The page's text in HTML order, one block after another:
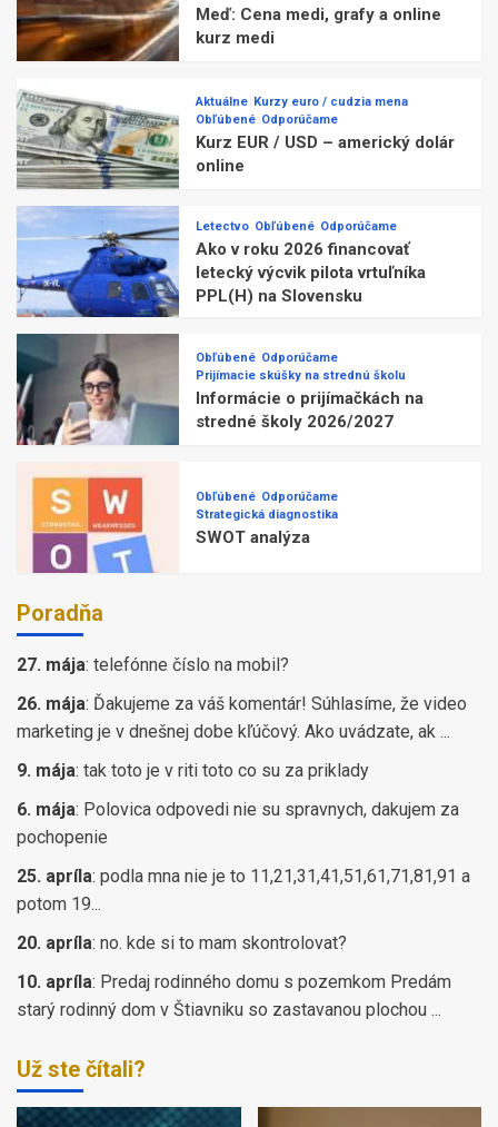
Meď: Cena medi, grafy a online
kurz medi
Aktuálne Kurzy euro / cudzia mena
Obľúbené Odporúčame
Kurz EUR / USD – americký dolár
online
Letectvo Obľúbené Odporúčame
Ako v roku 2026 financovať
letecký výcvik pilota vrtuľníka
PPL(H) na Slovensku
Obľúbené Odporúčame
Prijímacie skúšky na strednú školu
Informácie o prijímačkách na
stredné školy 2026/2027
Obľúbené Odporúčame
Strategická diagnostika
SWOT analýza
Poradňa
27. mája: telefónne číslo na mobil?
26. mája: Ďakujeme za váš komentár! Súhlasíme, že video
marketing je v dnešnej dobe kľúčový. Ako uvádzate, ak ...
9. mája: tak toto je v riti toto co su za priklady
6. mája: Polovica odpovedi nie su spravnych, dakujem za
pochopenie
25. apríla: podla mna nie je to 11,21,31,41,51,61,71,81,91 a
potom 19...
20. apríla: no. kde si to mam skontrolovat?
10. apríla: Predaj rodinného domu s pozemkom Predám
starý rodinný dom v Štiavniku so zastavanou plochou ...
Už ste čítali?